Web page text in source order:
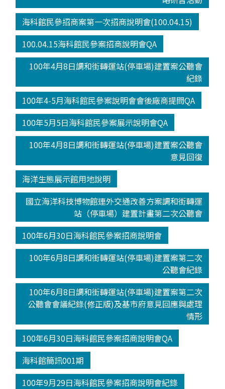
海科館民參招商案第一次招商說明會(100.04.15)
100.04.15海科館民參案招商說明會QA
100年4月8日調和街轉運站(停車場)建置案公聽會
紀錄
100年4-5月海科館民參案說明會會後廠商提問QA
100年5月5日海科館民參案展示說明會QA
100年4月8日調和街轉運站(停車場)建置案公聽會
意見回復
海洋生態展示館用地說明
國立海洋科技博物館連外交通改善方案調和街轉運
站（停車場）建置計畫第二次公聽會
100年6月30日海科館民參案招商說明會
100年6月8日調和街轉運站(停車場)建置案第二次
公聽會紀錄
100年6月8日調和街轉運站(停車場)建置案第二次
公聽會會議紀錄(修正版)及基市府意見回應與處理
情形
100年6月30日海科館民參案招商說明會QA
海科館簡訊001期
100年9月29日海科館民參案招商說明會紀錄